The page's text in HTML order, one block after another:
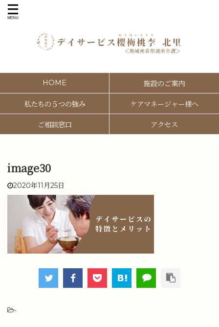
HOME 施設のご案内
私たちの５つの強み ケアマネージャー様へ
ご相談窓口 アクセス
image30
2020年11月25日
-